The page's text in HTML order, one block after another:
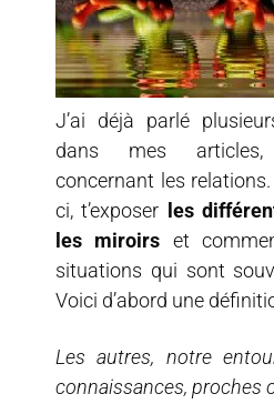
J’ai déjà parlé
dans mes
concernant les
ci, t’exposer
les
les miroirs et
situations qui sont
Voici d’abord une
Les autres, notre
connaissances, proches